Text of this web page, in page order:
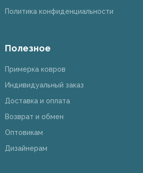
Политика конфиденциальности
Полезное
Примерка ковров
Индивидуальный заказ
Доставка и оплата
Возврат и обмен
Оптовикам
Дизайнерам